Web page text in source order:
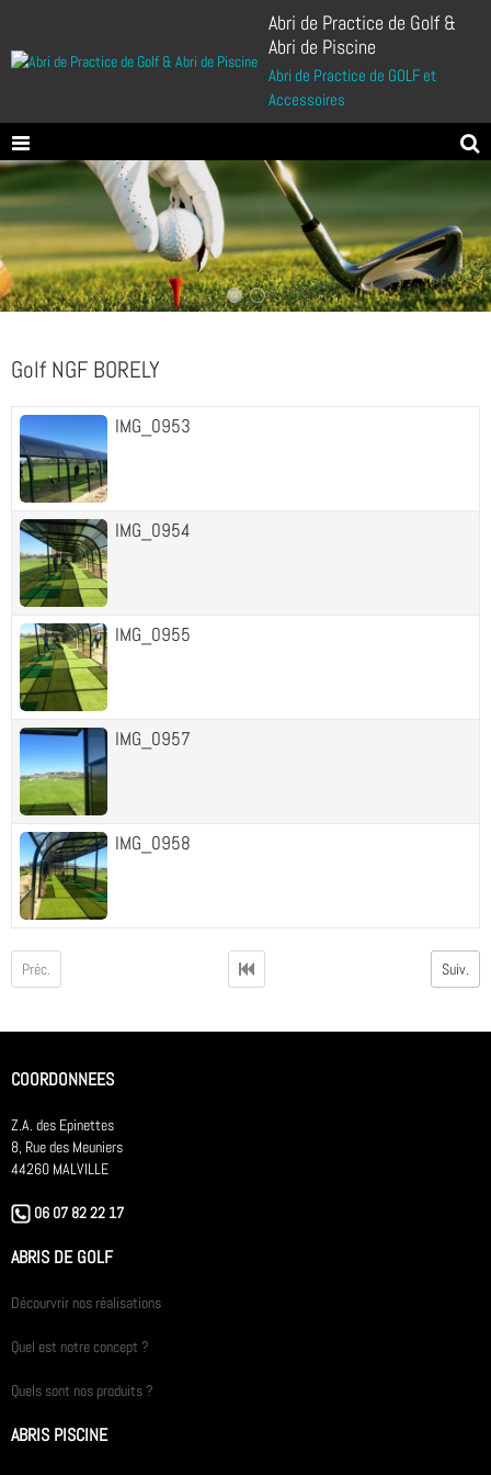
Abri de Practice de Golf &
Abri de Piscine
Abri de Practice de GOLF et
Accessoires
Golf NGF BORELY
IMG_0953
IMG_0954
IMG_0955
IMG_0957
IMG_0958
Préc. Suiv.
COORDONNEES
Z.A. des Epinettes
8, Rue des Meuniers
44260 MALVILLE
06 07 82 22 17
ABRIS DE GOLF
Décourvrir nos réalisations
Quel est notre concept ?
Quels sont nos produits ?
ABRIS PISCINE